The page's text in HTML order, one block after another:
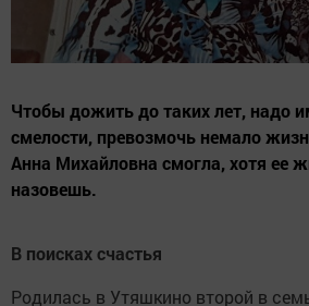
Чтобы дожить до таких лет, надо
смелости, превозмочь немало
Анна Михайловна смогла, хотя ее
назовешь.
В поисках счастья
Родилась в Утяшкино второй в